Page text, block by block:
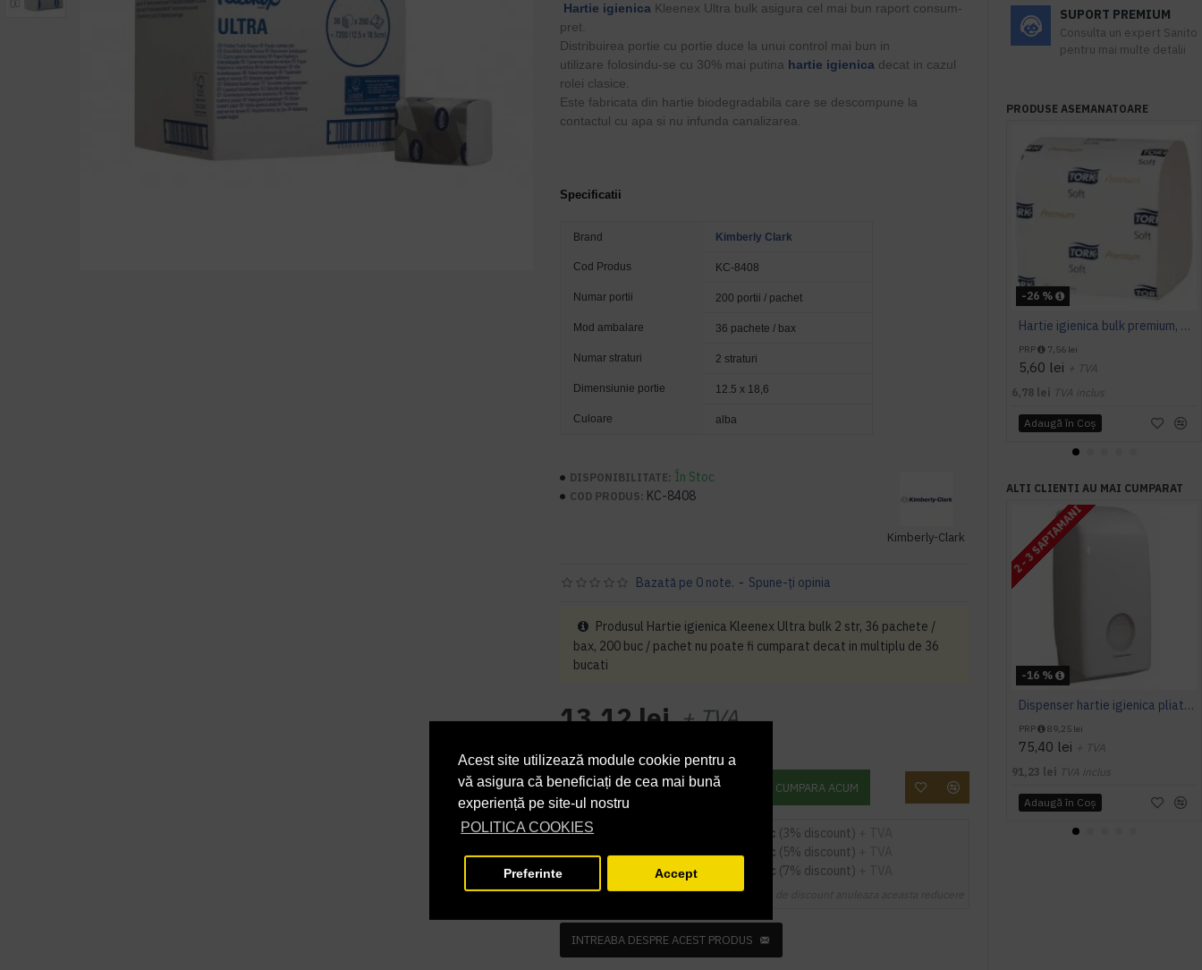
Acest site utilizează module cookie pentru a
vă asigura că beneficiați de cea mai bună
experiență pe site-ul nostru
POLITICA COOKIES
Preferinte Accept
Hartie igienica Kleenex Ultra bulk asigura cel mai bun raport consum-
pret.
Distribuirea portie cu portie duce la unui control mai bun in
utilizare folosindu-se cu 30% mai putina hartie igienica decat in cazul
rolei clasice.
Este fabricata din hartie biodegradabila care se descompune la
contactul cu apa si nu infunda canalizarea.
Specificatii
Brand Kimberly Clark
Cod Produs KC-8408
Numar portii 200 portii / pachet
Mod ambalare 36 pachete / bax
Numar straturi 2 straturi
Dimensiunie portie 12.5 x 18,6
Culoare alba
DISPONIBILITATE: În Stoc
COD PRODUS: KC-8408
Kimberly-Clark
Bazată pe 0 note. - Spune-ţi opinia
13,12 lei+ TVA
ADAUGĂ ÎN COŞ CUMPARA ACUM
Produsul Hartie igienica Kleenex Ultra bulk 2 str, 36 pachete /
bax, 200 buc / pachet nu poate fi cumparat decat in multiplu de 36
bucati
180sau mai multe la 12,73 RON / buc (3% discount)
324sau mai multe la12,46 RON / buc (5% discount)
sau mai multe la12,20 RON / buc (7% discount)
Cupoanele de discount anuleaza aceasta reducere
INTREABA DESPRE ACEST PRODUS
SUPORT PREMIUM
Consulta un expert Sanito
pentru mai multe detalii
PRODUSE ASEMANATOARE
-26 %
Hartie igienica bulk premium, 2 straturi 252 buc / pachet, Tork
PRP 7,56 lei
5,60 lei + TVA
6,78 lei TVA inclus
Adaugă în Coş
ALTI CLIENTI AU MAI CUMPARAT
-16 %
2 - 3 SAPTAMANI
Dispenser hartie igienica pliata Kimberly-Clark Aquarius
PRP 89,25 lei
75,40 lei + TVA
91,23 lei TVA inclus
Adaugă în Coş